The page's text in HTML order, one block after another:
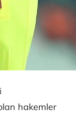
hakemler